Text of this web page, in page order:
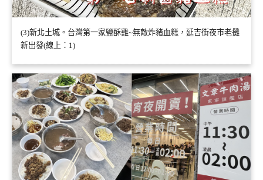
(3)新北土城。台灣第一家鹽酥雞~無敵炸豬血糕，延吉街夜市老攤
新出發(線上：1)